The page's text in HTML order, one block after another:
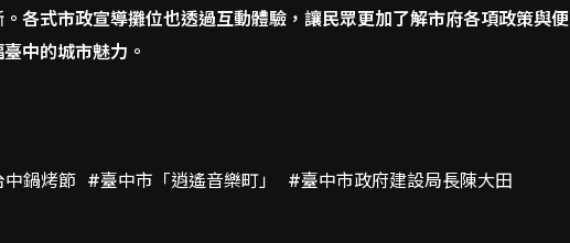
各式市政宣導攤位也透過互動體驗，讓民眾更加了解市府各項政策與便
中的城市魅力。
鍋烤節 #臺中市「逍遙音樂町」
#臺中市政府建設局長陳大田